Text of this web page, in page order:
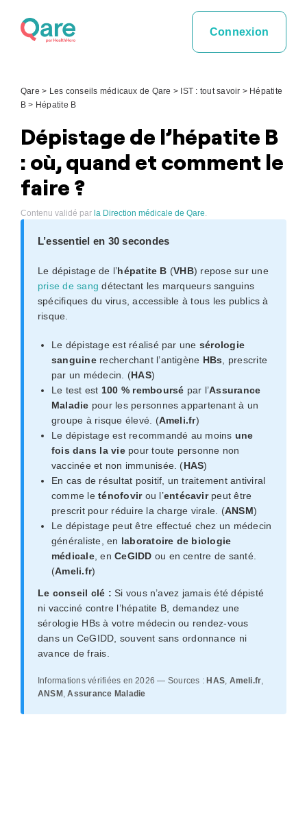
Connexion
Qare > Les conseils médicaux de Qare > IST : tout savoir > Hépatite
B > Hépatite B
Dépistage de l’hépatite B
: où, quand et comment le
faire ?
Contenu validé par la Direction médicale de Qare.
L’essentiel en 30 secondes
Le dépistage de l’hépatite B (VHB) repose sur une
prise de sang détectant les marqueurs sanguins
spécifiques du virus, accessible à tous les publics à
risque.
Le dépistage est réalisé par une sérologie
sanguinerecherchant l’antigène HBs , prescrite
par un médecin. (HAS)
Le test est 100 % remboursé par l’Assurance
Maladie pour les personnes appartenant à un
groupe à risque élevé. (Ameli.fr)
Le dépistage est recommandé au moins une
fois dans la viepour toute personne non
vaccinée et non immunisée. (HAS)
En cas de résultat positif, un traitement antiviral
comme leténofovirou l’entécavirpeut être
prescrit pour réduire la charge virale. (ANSM)
Le dépistage peut être effectué chez un médecin
généraliste, en laboratoire de biologie
médicale, enCeGIDD ou en centre de santé.
(Ameli.fr)
Le conseil clé : Si vous n’avez jamais été dépisté
ni vacciné contre l’hépatite B, demandez une
sérologie HBs à votre médecin ou rendez-vous
dans un CeGIDD, souvent sans ordonnance ni
avance de frais.
Informations vérifiées en 2026 — Sources : HAS, Ameli.fr,
ANSM ,Assurance Maladie